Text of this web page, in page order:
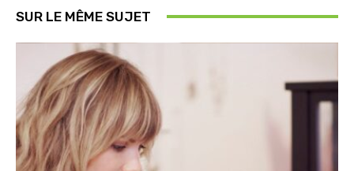
SUR LE MÊME SUJET